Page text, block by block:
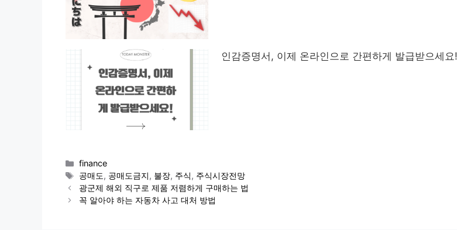
인감증명서, 이제 온라인으로 간편하게 발급받으세요!
Categories
finance
Tags
공매도, 공매도금지, 불장, 주식, 주식시장전망
광군제 해외 직구로 제품 저렴하게 구매하는 법
꼭 알아야 하는 자동차 사고 대처 방법